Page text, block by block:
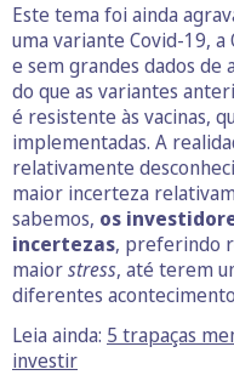
Este tema foi ainda
uma variante Covid-19,
e sem grandes dados de
do que as variantes
é resistente às vacinas,
implementadas. A
relativamente
maior incerteza
sabemos, os
incertezas, preferindo
maiorstress, até terem
diferentes
Leia ainda: 5 trapaças
investir